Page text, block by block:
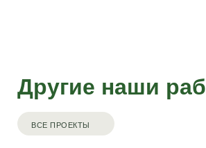
Другие наши
ВСЕ ПРОЕКТЫ